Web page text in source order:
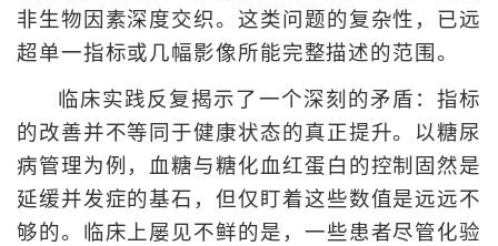
非生物因素深度交织。这类问题的复杂性，已远
超单一指标或几幅影像所能完整描述的范围。
临床实践反复揭示了一个深刻的矛盾：指标
的改善并不等同于健康状态的真正提升。以糖尿
病管理为例，血糖与糖化血红蛋白的控制固然是
延缓并发症的基石，但仅盯着这些数值是远远不
够的。临床上屡见不鲜的是，一些患者尽管化验